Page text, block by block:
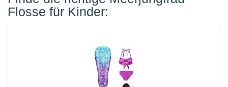
Flosse für Kinder: